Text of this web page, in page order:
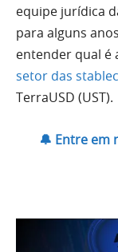
equipe jurídica
para alguns
entender qual é
setor das
TerraUSD (UST).
🔔 Entre em